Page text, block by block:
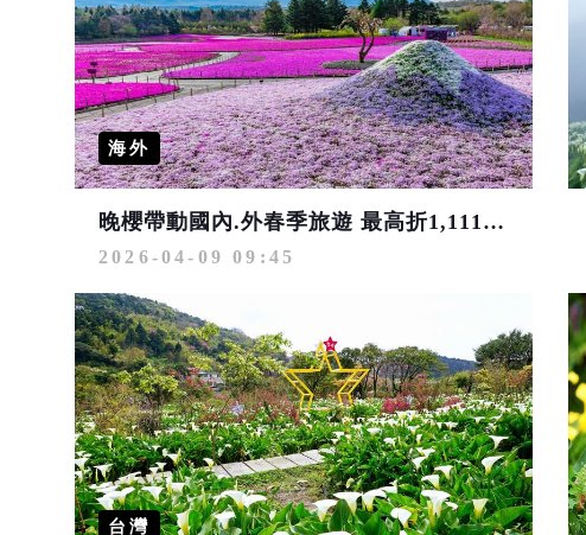
海外
晚櫻帶動國內.外春季旅遊 最高折1,111元！「粉紅超跑」白沙屯媽祖進香、基隆嶼、海芋季登場
2026-04-09 09:45
台灣